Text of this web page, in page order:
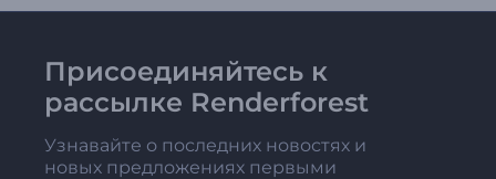
Присоединяйтесь к
рассылке Renderforest
Узнавайте о последних новостях и
новых предложениях первыми